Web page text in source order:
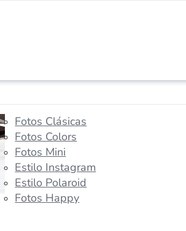
Fotos Clásicas
Fotos Colors
Fotos Mini
Estilo Instagram
Estilo Polaroid
Fotos Happy